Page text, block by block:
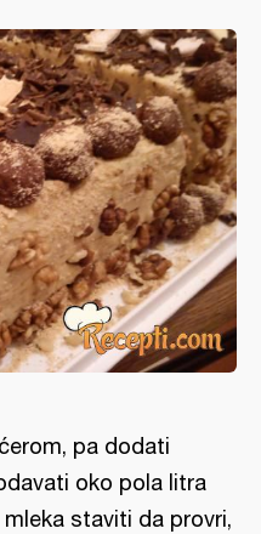
pa dodati
oko pola litra
staviti da provri,